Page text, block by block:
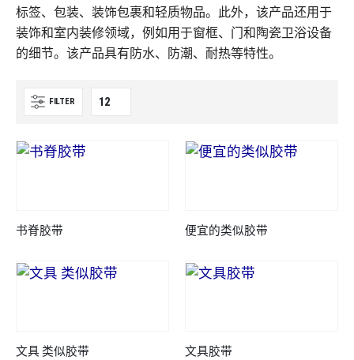
标签、包装、装饰包裹和轻质物品。此外，该产品还用于
装饰和室内装修领域，例如用于窗框、门和陶瓷卫浴设备
的细节。该产品具有防水、防潮、耐热等特性。
FILTER
书脊胶带 便宜的类似胶带
文具 类似胶带 文具胶带